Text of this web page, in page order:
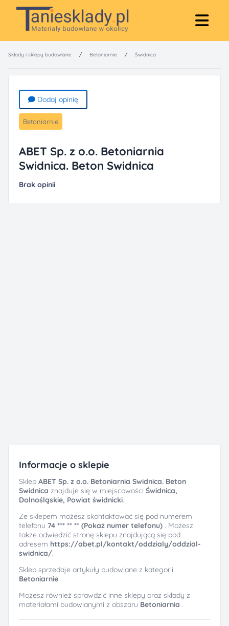
Składy i sklepy budowlane / Betoniarnie / Świdnica
Dodaj opinię
Betoniarnie
ABET Sp. z o.o. Betoniarnia
Swidnica. Beton Swidnica
Brak opinii
Informacje o sklepie
Sklep ABET Sp. z o.o. Betoniarnia Swidnica. Beton
Swidnica znajduje się w miejscowości Świdnica,
Dolnośląskie, Powiat świdnicki.
Ze sklepem możesz skontaktować się pod numerem
telefonu 74 *** ** ** (Pokaż numer telefonu) . Możesz
także odwiedzić stronę sklepu znajdującą się pod
adresem https://abet.pl/kontakt/oddzialy/oddzial-
swidnica/.
Sklep sprzedaje artykuły budowlane z kategorii
Betoniarnie .
Możesz również sprawdzić inne sklepy oraz składy z
materiałami budowlanymi z obszaru Betoniarnia .